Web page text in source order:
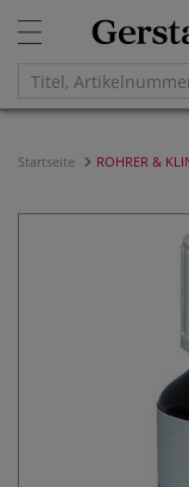
Startseite ROHRER &